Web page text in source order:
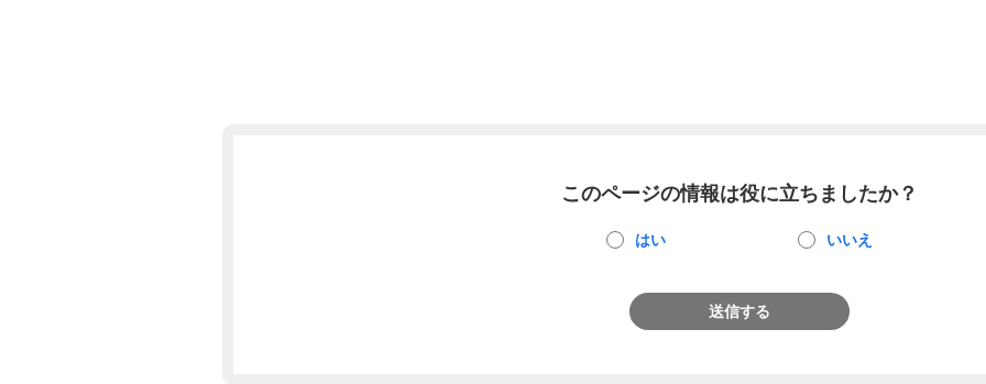
このページの情報は役に立ちましたか？
はい いいえ
送信する